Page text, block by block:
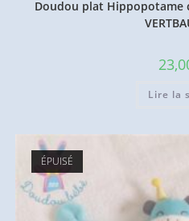
Doudou plat Hippopotame
Lire la
ÉPUISÉ